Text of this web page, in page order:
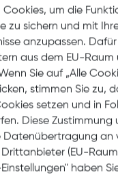
Design,
sind
herrlichen
eignet sich
für Brillenträger die
unaufdringlichen
Cookies, um die
zu sichern und mit
anzupassen.
aus dem EU-Raum
Sie auf „Alle
stimmen Sie zu,
setzen und in
Diese Zustimmung
Datenübertragung an
(EU-Raum
haben